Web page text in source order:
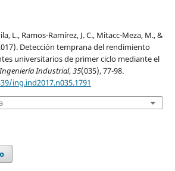
L., Ramos-Ramírez, J. C., Mitacc-Meza, M., &
Detección temprana del rendimiento
universitarios de primer ciclo mediante el
Industrial,35(035), 77-98.
ing.ind2017.n035.1791